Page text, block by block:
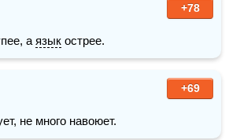
+78
а язык острее.
+69
не много навоюет.